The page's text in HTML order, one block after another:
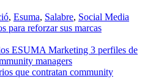
, Esuma, Salabre, Social Media
para reforzar sus marcas
que contratan community